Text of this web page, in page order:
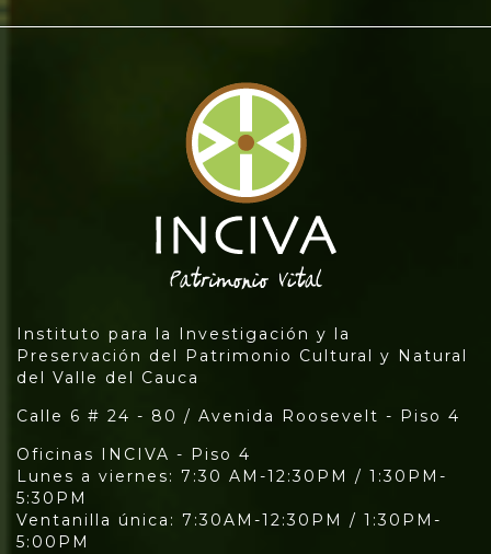
Instituto para la Investigación y la
Preservación del Patrimonio Cultural y Natural
del Valle del Cauca
Calle 6 # 24 - 80 / Avenida Roosevelt - Piso 4
Oficinas INCIVA - Piso 4
Lunes a viernes: 7:30 AM-12:30PM / 1:30PM-
5:30PM
Ventanilla única: 7:30AM-12:30PM / 1:30PM-
5:00PM